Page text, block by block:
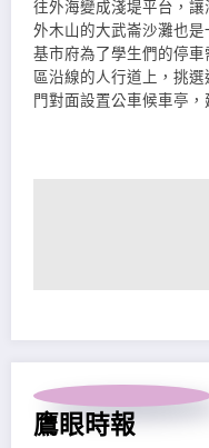
往外海變成淺堤平台，
外木山的大武崙沙灘也是
基市府為了學生們的停
區沿線的人行道上，挑
門對面設置公車候車亭
鷹眼時報